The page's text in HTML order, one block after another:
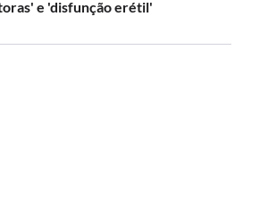
e 'disfunção erétil'